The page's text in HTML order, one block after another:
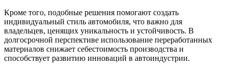
Кроме того, подобные решения помогают создать
индивидуальный стиль автомобиля, что важно для
владельцев, ценящих уникальность и устойчивость. В
долгосрочной перспективе использование переработанных
материалов снижает себестоимость производства и
способствует развитию инноваций в автоиндустрии.